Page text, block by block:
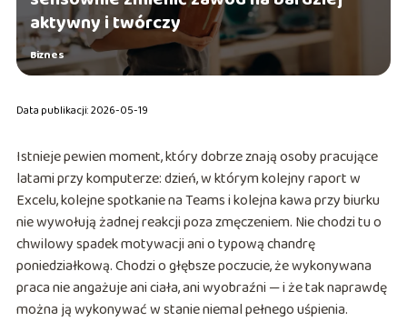
aktywny i twórczy
Biznes
Data publikacji: 2026-05-19
Istnieje pewien moment, który dobrze znają osoby pracujące
latami przy komputerze: dzień, w którym kolejny raport w
Excelu, kolejne spotkanie na Teams i kolejna kawa przy biurku
nie wywołują żadnej reakcji poza zmęczeniem. Nie chodzi tu o
chwilowy spadek motywacji ani o typową chandrę
poniedziałkową. Chodzi o głębsze poczucie, że wykonywana
praca nie angażuje ani ciała, ani wyobraźni — i że tak naprawdę
można ją wykonywać w stanie niemal pełnego uśpienia.